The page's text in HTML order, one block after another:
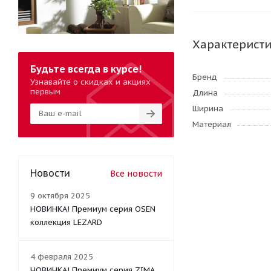
Бренд
Длина
Ширина
Материал
Будьте всегда в курсе!
Узнавайте о скидках и акциях
первым
Новости Все новости
9 октября 2025
НОВИНКА! Премиум серия OSEN
коллекция LEZARD
4 февраля 2025